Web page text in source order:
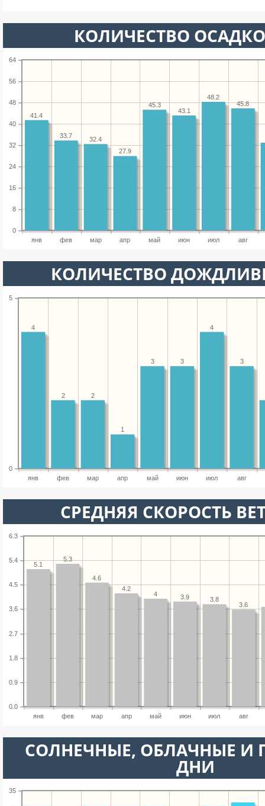
КОЛИЧЕСТВО
янв фев мар апр май июн июл авг
0
8
16
24
32
40
48
56
64
45.8
48.2
43.1
45.3
27.9
32.4
33.7
41.4
КОЛИЧЕСТВО
янв фев мар апр май июн июл авг
0
5
3
4
3
3
1
2
2
4
СРЕДНЯЯ СКОРОСТЬ
янв фев мар апр май июн июл авг
0.0
0.9
1.8
2.7
3.6
4.5
5.4
6.3
3.6
3.8
3.9
4
4.2
4.6
5.3
5.1
CОЛНЕЧНЫЕ, ОБЛАЧНЫЕ И
ДНИ
35